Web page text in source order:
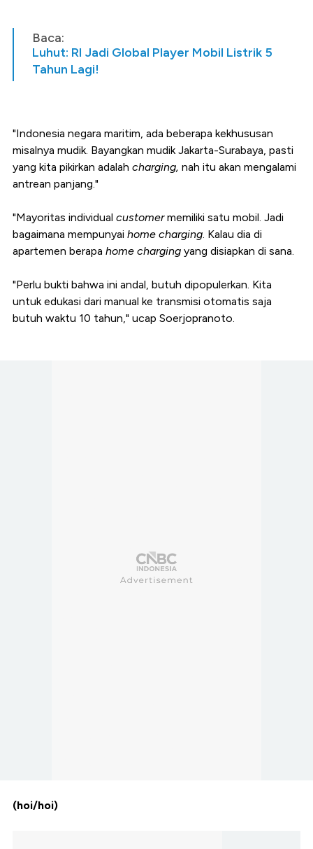
Baca:
Luhut: RI Jadi Global Player Mobil Listrik 5
Tahun Lagi!
"Indonesia negara maritim, ada beberapa kekhususan
misalnya mudik. Bayangkan mudik Jakarta-Surabaya, pasti
yang kita pikirkan adalah charging, nah itu akan mengalami
antrean panjang."
"Mayoritas individual customermemiliki satu mobil. Jadi
bagaimana mempunyai home charging. Kalau dia di
apartemen berapa home charging yang disiapkan di sana.
"Perlu bukti bahwa ini andal, butuh dipopulerkan. Kita
untuk edukasi dari manual ke transmisi otomatis saja
butuh waktu 10 tahun," ucap Soerjopranoto.
(hoi/hoi)